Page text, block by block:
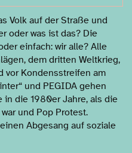
Volk auf der Straße und
oder was ist das? Die
einfach: wir alle? Alle
dem dritten Weltkrieg,
vor Kondensstreifen am
und PEGIDA gehen
in die 1980er Jahre, als die
und Pop Protest.
Abgesang auf soziale